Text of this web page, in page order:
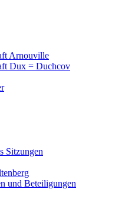
Arnouville
Dux = Duchcov
Sitzungen
und Beteiligungen